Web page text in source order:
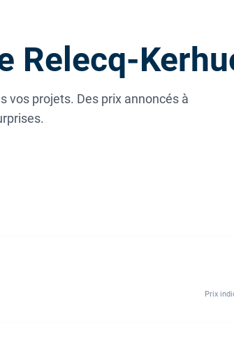
Relecq-
vos projets. Des prix annoncés à
Prix